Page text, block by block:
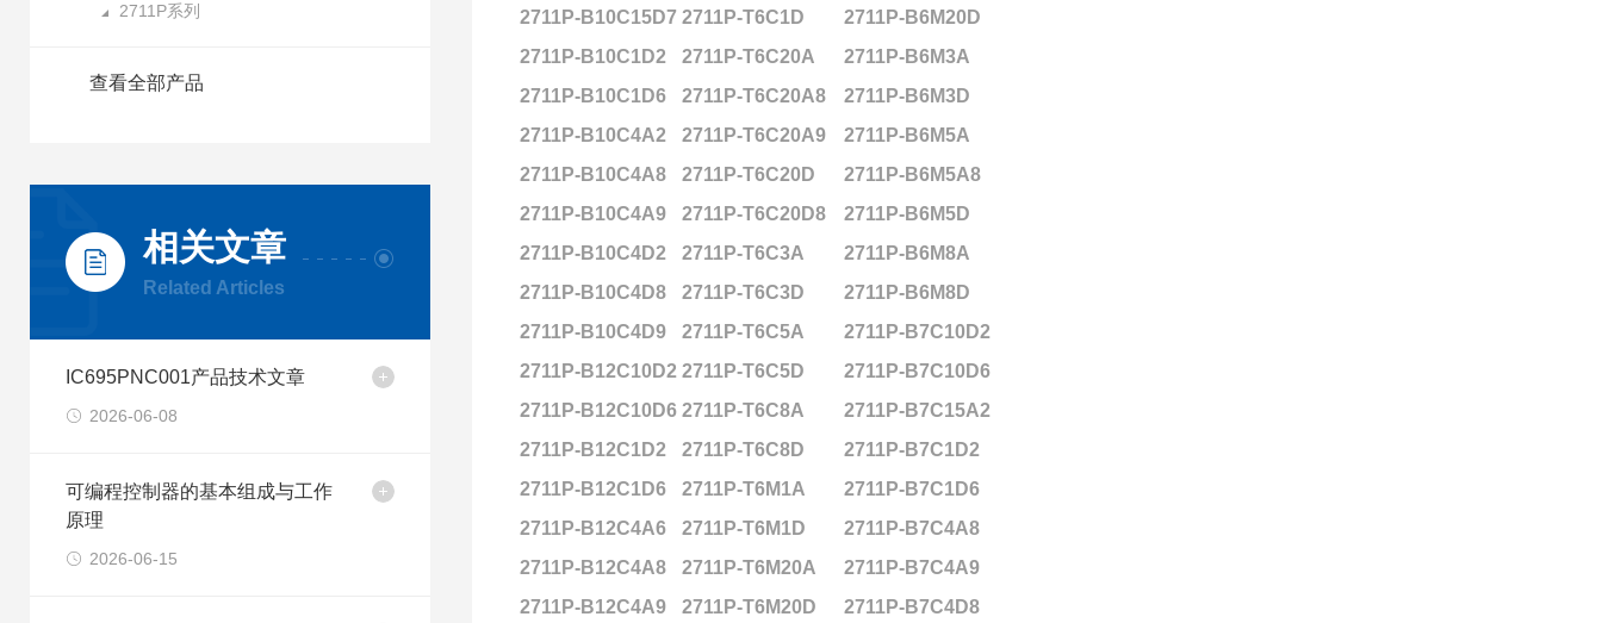
2711P系列
查看全部产品
相关文章
Related Articles
IC695PNC001产品技术文章
2026-06-08
可编程控制器的基本组成与工作
原理
2026-06-15
2711P-B10C15D7 2711P-T6C1D
2711P-B6M20D
2711P-B10C1D2
2711P-T6C20A
2711P-B6M3A
2711P-B10C1D6
2711P-T6C20A8
2711P-B6M3D
2711P-B10C4A2
2711P-T6C20A9
2711P-B6M5A
2711P-B10C4A8
2711P-T6C20D
2711P-B6M5A8
2711P-B10C4A9
2711P-T6C20D8
2711P-B6M5D
2711P-B10C4D2
2711P-T6C3A
2711P-B6M8A
2711P-B10C4D8
2711P-T6C3D
2711P-B6M8D
2711P-B10C4D9
2711P-T6C5A
2711P-B7C10D2
2711P-B12C10D2 2711P-T6C5D
2711P-B7C10D6
2711P-B12C10D6 2711P-T6C8A
2711P-B7C15A2
2711P-B12C1D2
2711P-T6C8D
2711P-B7C1D2
2711P-B12C1D6
2711P-T6M1A
2711P-B7C1D6
2711P-B12C4A6
2711P-T6M1D
2711P-B7C4A8
2711P-B12C4A8
2711P-T6M20A
2711P-B7C4A9
2711P-B12C4A9
2711P-T6M20D
2711P-B7C4D8